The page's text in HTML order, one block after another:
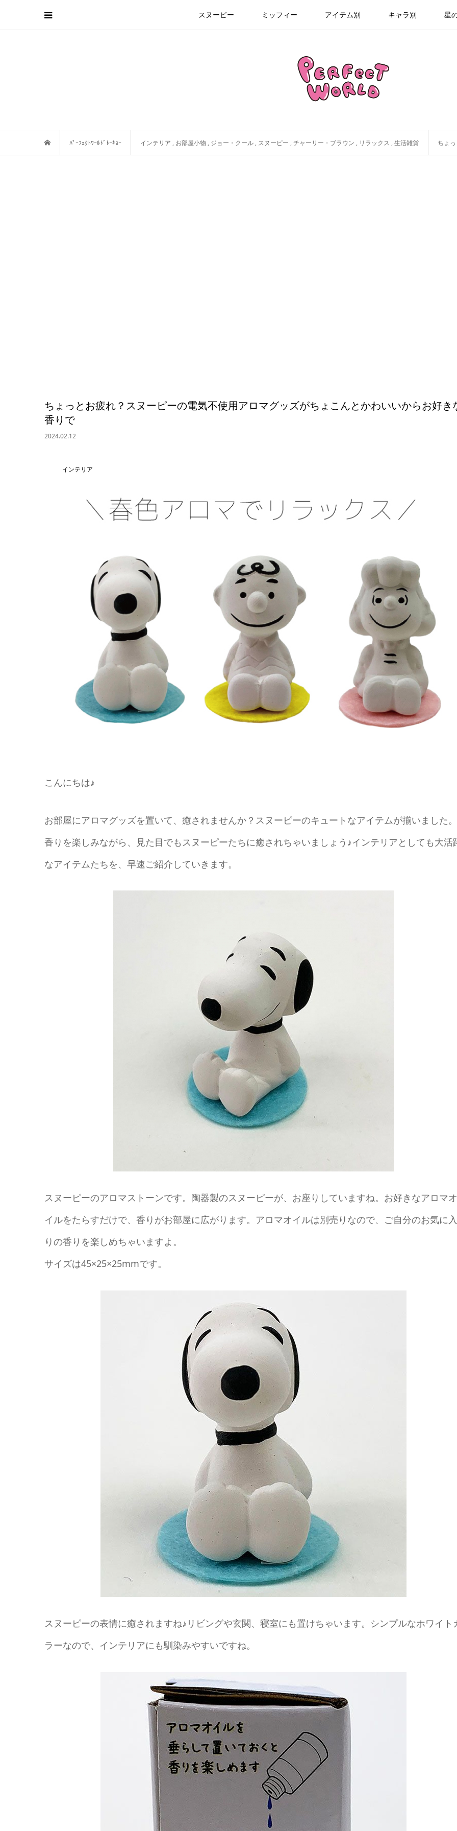
スヌーピー ミッフィー アイテム別 キャラ別 星
ﾊﾟｰﾌｪｸﾄﾜｰﾙﾄﾞﾄｰｷｮｰ インテリア , お部屋小物 , ジョー・クール , スヌーピー ,チャーリー・ブラウン , リラックス ,生活雑貨 ちょっ
ちょっとお疲れ？スヌーピーの電気不使用アロマグッズがちょこんとかわいいからお好き
香りで
2024.02.12
インテリア
こんにちは♪
お部屋にアロマグッズを置いて、癒されませんか？スヌーピーのキュートなアイテムが揃いました。
香りを楽しみながら、見た目でもスヌーピーたちに癒されちゃいましょう♪インテリアとしても大活
なアイテムたちを、早速ご紹介していきます。
スヌーピーのアロマストーンです。陶器製のスヌーピーが、お座りしていますね。お好きなアロマオ
イルをたらすだけで、香りがお部屋に広がります。アロマオイルは別売りなので、ご自分のお気に入
りの香りを楽しめちゃいますよ。
サイズは45×25×25mmです。
スヌーピーの表情に癒されますね♪リビングや玄関、寝室にも置けちゃいます。シンプルなホワイト
ラーなので、インテリアにも馴染みやすいですね。